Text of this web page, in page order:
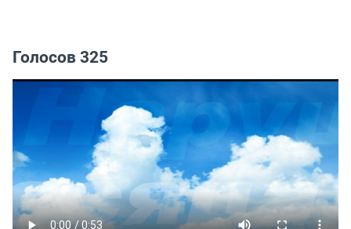
Голосов 325